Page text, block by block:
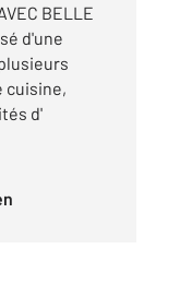
BELLE
d'une
cuisine,
d'